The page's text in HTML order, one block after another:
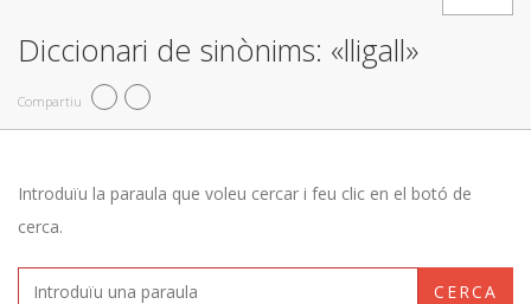
Diccionari de sinònims: «lligall»
Compartiu
Introduïu la paraula que voleu cercar i feu clic en el botó de
cerca.
CERCA